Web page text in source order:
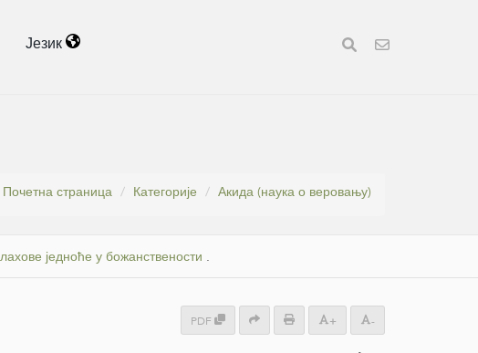
Језик
Почетна страница Категорије Акида (наука о веровању)
једноће у божанствености .
PDF + -